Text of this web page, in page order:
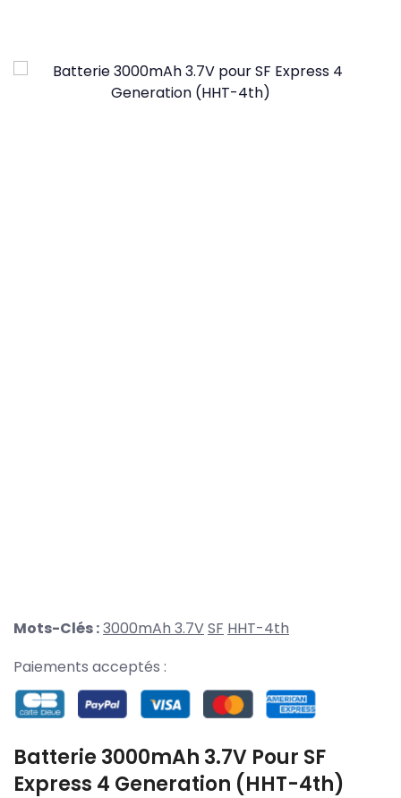
Mots-Clés :3000mAh 3.7VSF HHT-4th
Paiements acceptés :
Batterie 3000mAh 3.7V Pour SF
Express 4 Generation (HHT-4th)